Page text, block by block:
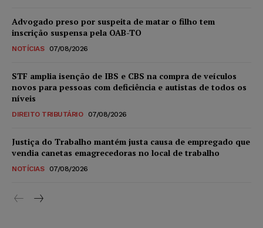
Advogado preso por suspeita de matar o filho tem
inscrição suspensa pela OAB-TO
NOTÍCIAS 07/08/2026
STF amplia isenção de IBS e CBS na compra de veículos
novos para pessoas com deficiência e autistas de todos os
níveis
DIREITO TRIBUTÁRIO 07/08/2026
Justiça do Trabalho mantém justa causa de empregado que
vendia canetas emagrecedoras no local de trabalho
NOTÍCIAS 07/08/2026